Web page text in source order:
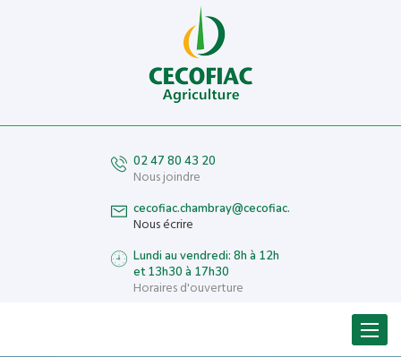
02 47 80 43 20
Nous joindre
cecofiac.chambray@cecofiac.fr
Nous écrire
Lundi au vendredi: 8h à 12h
et 13h30 à 17h30
Horaires d'ouverture
Menu